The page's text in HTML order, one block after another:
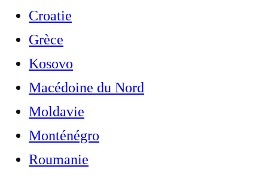
Croatie
Grèce
Kosovo
Macédoine du Nord
Moldavie
Monténégro
Roumanie